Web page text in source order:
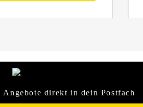
Angebote direkt in dein Postfach